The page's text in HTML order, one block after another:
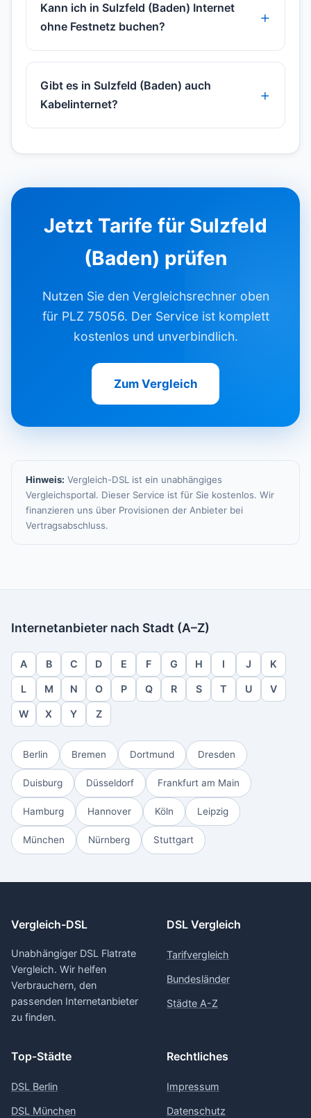
Kann ich in Sulzfeld (Baden) Internet
ohne Festnetz buchen?
Gibt es in Sulzfeld (Baden) auch
Kabelinternet?
Jetzt Tarife für Sulzfeld
(Baden) prüfen
Nutzen Sie den Vergleichsrechner oben
für PLZ 75056. Der Service ist komplett
kostenlos und unverbindlich.
Zum Vergleich
Hinweis: Vergleich-DSL ist ein unabhängiges
Vergleichsportal. Dieser Service ist für Sie kostenlos. Wir
finanzieren uns über Provisionen der Anbieter bei
Vertragsabschluss.
Internetanbieter nach Stadt (A–Z)
A B C D E F G H I J K
L M N O P Q R S T U V
W X Y Z
Berlin Bremen Dortmund Dresden
Duisburg Düsseldorf Frankfurt am Main
Hamburg Hannover Köln Leipzig
München Nürnberg Stuttgart
Vergleich-DSL
Unabhängiger DSL Flatrate
Vergleich. Wir helfen
Verbrauchern, den
passenden Internetanbieter
zu finden.
DSL Vergleich
Tarifvergleich
Bundesländer
Städte A-Z
Top-Städte
DSL Berlin
DSL München
Rechtliches
Impressum
Datenschutz